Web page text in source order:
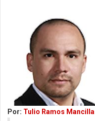
Por: Tulio Ramos Mancilla